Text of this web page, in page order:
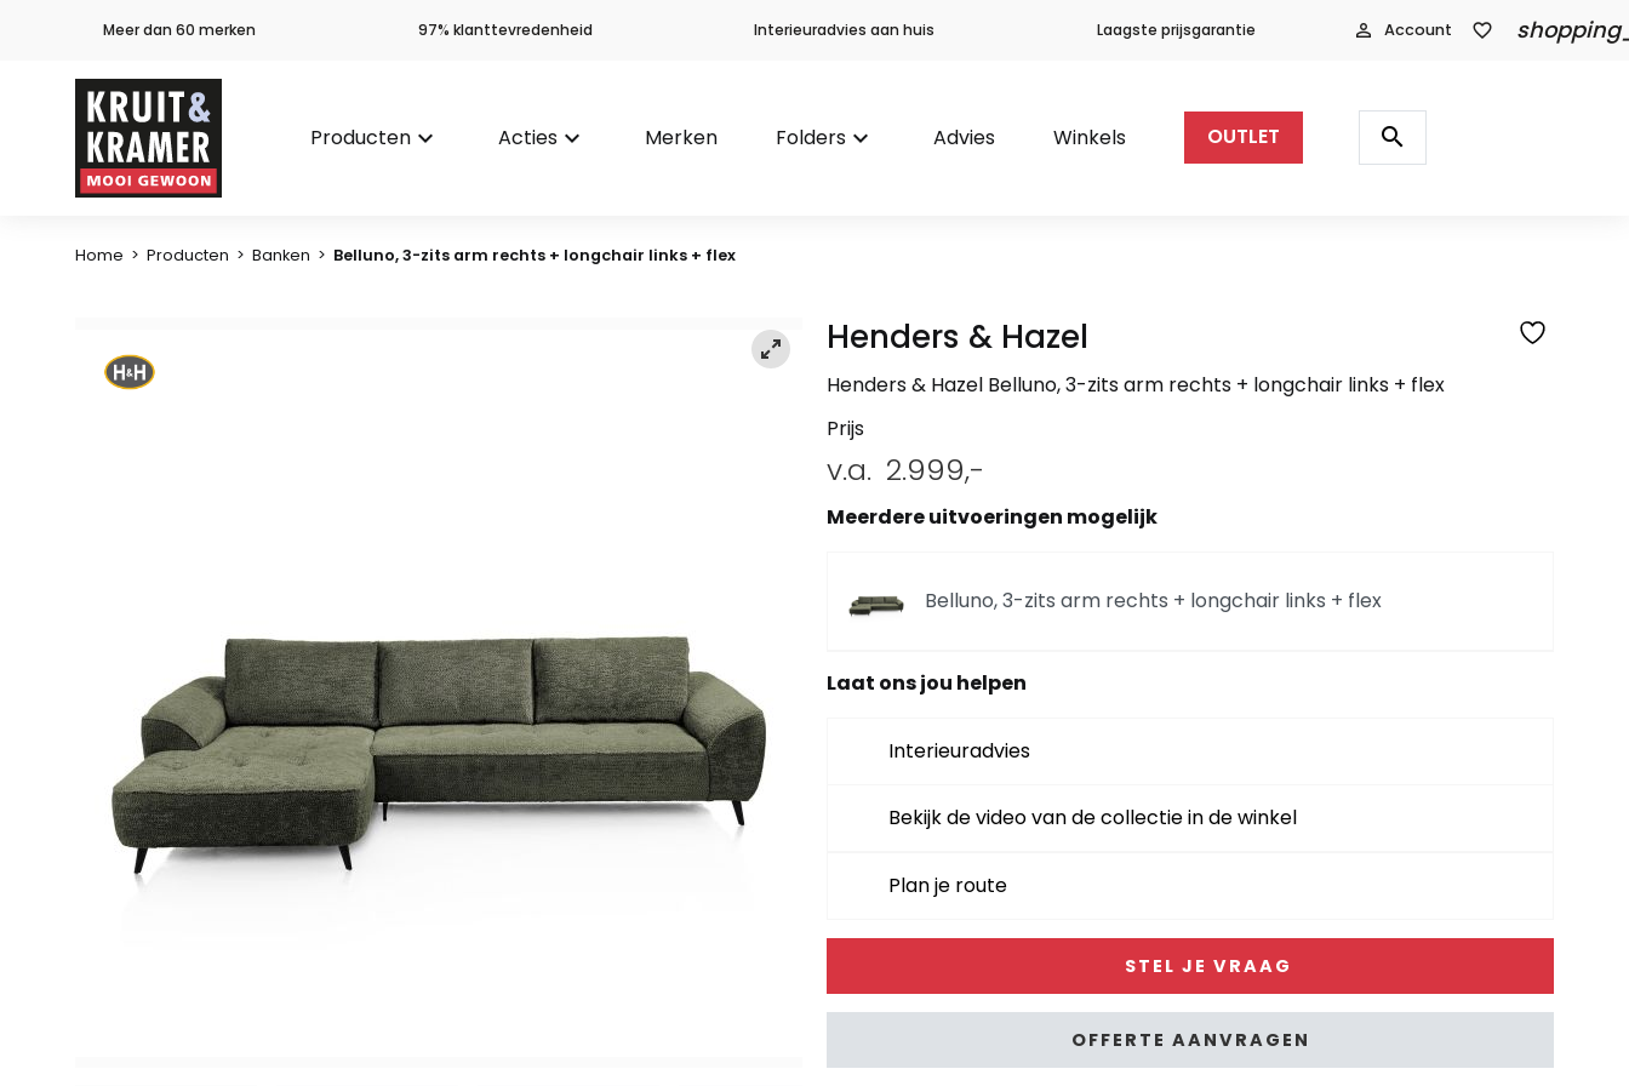
Meer dan 60 merken 97% klanttevredenheid Interieuradvies aan huis Laagste prijsgarantie person_outline Account favorite_border
Producten keyboard_arrow_down Acties keyboard_arrow_down Merken Folders keyboard_arrow_down Advies Winkels OUTLET
Producten
zoeken
search
Home > Producten > Banken > Belluno, 3-zits arm rechts + longchair links + flex
Henders & Hazel
Henders & Hazel Belluno, 3-zits arm rechts + longchair links + flex
Prijs
v.a. 2.999,-
Meerdere uitvoeringen mogelijk
Belluno, 3-zits arm rechts + longchair links + flex
Belluno, divan rechts flex
Belluno, divan links flex
Belluno, divan links fix
Laat ons jou helpen
Interieuradvies
Bekijk de video van de collectie in de winkel
Plan je route
STEL JE VRAAG
OFFERTE AANVRAGEN